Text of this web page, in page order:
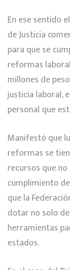
En ese sentido
de Justicia
para que se
reformas
millones de
justicia laboral,
personal que
Manifestó que
reformas se
recursos que
cumplimiento
que la
dotar no solo
herramientas
estados.